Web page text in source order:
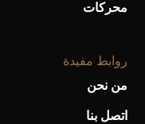
محركات
روابط مفيدة
من نحن
اتصل بنا